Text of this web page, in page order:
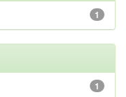
1
1